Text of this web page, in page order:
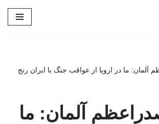
آلمان: ما در اروپا از عواقب جنگ با ایران رنج
آلمان: ما